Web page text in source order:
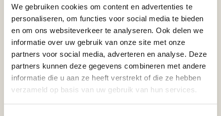
We gebruiken cookies om content en advertenties te
personaliseren, om functies voor social media te bieden
en om ons websiteverkeer te analyseren. Ook delen we
informatie over uw gebruik van onze site met onze
partners voor social media, adverteren en analyse. Deze
partners kunnen deze gegevens combineren met andere
informatie die u aan ze heeft verstrekt of die ze hebben
verzameld op basis van uw gebruik van hun services.
Maandag t/m vrijdag | 08.00 - 17.00 uur
Klantenservice